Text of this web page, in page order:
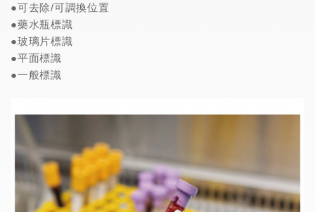
●可去除/可調換位置
●藥水瓶標識
●玻璃片標識
●平面標識
●一般標識